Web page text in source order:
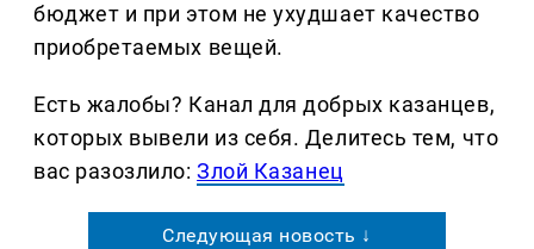
бюджет и при этом не ухудшает качество
приобретаемых вещей.
Есть жалобы? Канал для добрых казанцев,
которых вывели из себя. Делитеcь тем, что
вас разозлило:Злой Казанец
Следующая новость ↓